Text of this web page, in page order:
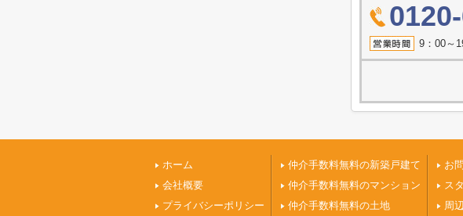
9：00～
ホーム
会社概要
プライバシーポリシー
仲介手数料無料の新築戸建て
仲介手数料無料のマンション
仲介手数料無料の土地
お
ス
周